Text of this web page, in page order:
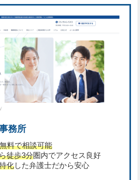
務所
料で相談可能
徒歩3分圏内でアクセス良好
化した弁護士だから安心